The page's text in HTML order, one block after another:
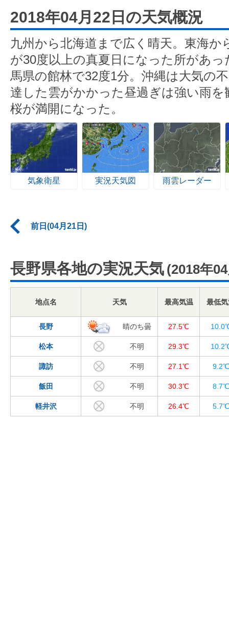
2018年04月22日の天気概況
九州から北海道まで広く晴天。東海か
が30度以上の真夏日になった所があ
馬県の館林で32度1分。沖縄は大気の
達した雲がかかった昼過ぎは強い雨
桜が満開になった。
気象衛星 実況天気図 雨雲レーダー
前日(04月21日)
長野県各地の実況天気 (2018年
地点名 天気 最高気温 最低
長野 晴のち曇 27.5℃
松本 不明 29.3℃
諏訪 不明 27.1℃ 9.2℃
飯田 不明 30.3℃ 8.7℃
軽井沢 不明 26.4℃ 5.7℃